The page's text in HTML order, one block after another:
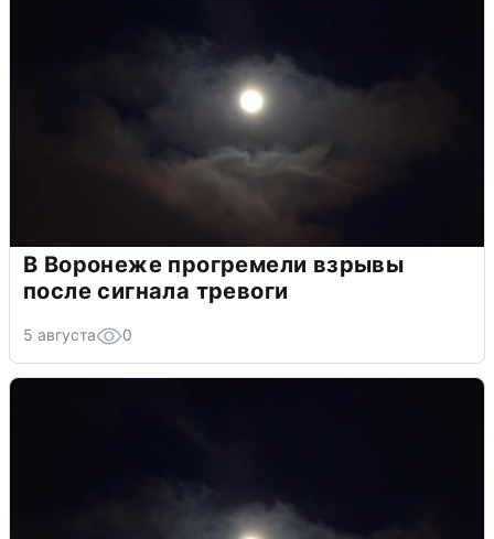
В Воронеже прогремели взрывы
после сигнала тревоги
5 августа 0